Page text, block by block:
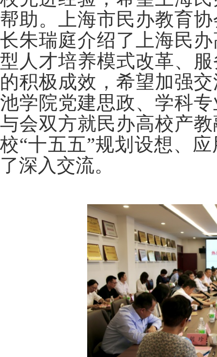
帮助。上海市民办教育
长朱瑞庭介绍了上海民
型人才培养模式改革、
的积极成效，希望加强
池学院党建思政、学科
与会双方就民办高校产
校“十五五”规划设想、
了深入交流。